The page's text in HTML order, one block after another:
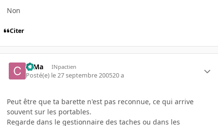
Non
Citer
c0Ma INpactien
Posté(e) le 27 septembre 200520 a
Peut être que ta barette n'est pas reconnue, ce qui arrive
souvent sur les portables.
Regarde dans le gestionnaire des taches ou dans les